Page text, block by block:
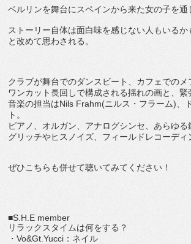
ベルリンを舞台にスペインから来た女の子を
ストーリー自体は面白味を感じない人もいる
と改めて思わされる。
クラブが舞台でのダンスビート、カフェでの
ワンカット長回しで構成される揺れの画と、緊
音楽の担当はNils Frahm(ニルス・フラーム)、
ト。
ピアノ、オルガン、アナログシンセ、あらゆる
グリッチやヒスノイズ、フィールドレコーデ
ぜひこちらも併せて聴いてみてください！
■S.H.E member
リラックスタイムは何をする？
・Vo&Gt.Yucci：ネイル